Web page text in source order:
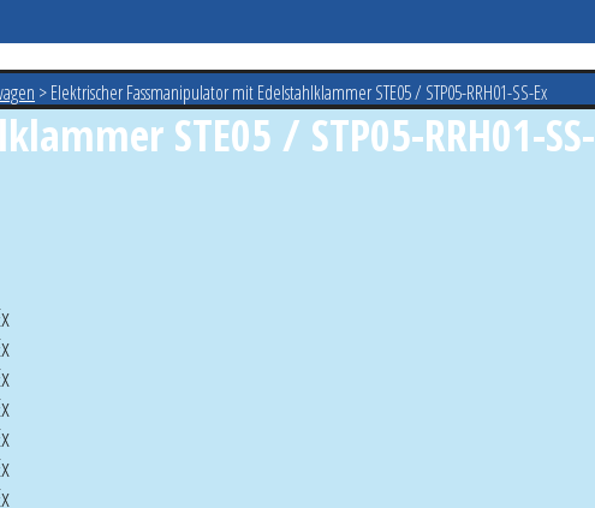
>Elektrischer Fassmanipulator mit Edelstahlklammer STE05 / STP05-RRH01-SS-Ex
STE05 / STP05-RRH01-SS-